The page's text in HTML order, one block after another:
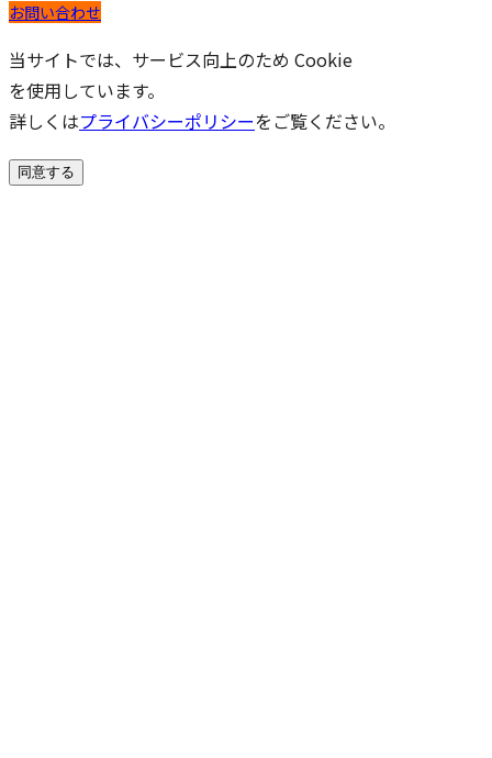
お問い合わせ
当サイトでは、サービス向上のため Cookie
を使用しています。
詳しくはプライバシーポリシーをご覧ください。
同意する